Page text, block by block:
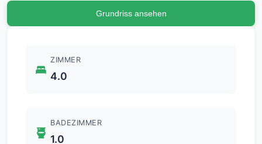
Grundriss ansehen
ZIMMER
4.0
BADEZIMMER
1.0